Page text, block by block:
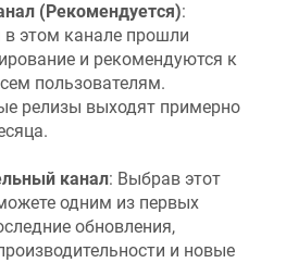
(Рекомендуется):
в этом канале прошли
и рекомендуются к
пользователям.
релизы выходят примерно
канал: Выбрав этот
одним из первых
обновления,
и новые